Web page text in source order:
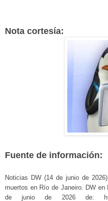
Nota cortesía:
Fuente de información:
Noticias DW (14 de junio de
muertos en Río de Janeiro. DW
de junio de 2026 de: https://